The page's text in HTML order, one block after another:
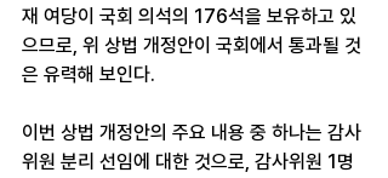
재 여당이 국회 의석의 176석을 보유하고 있
으므로, 위 상법 개정안이 국회에서 통과될 것
은 유력해 보인다.
이번 상법 개정안의 주요 내용 중 하나는 감사
위원 분리 선임에 대한 것으로, 감사위원 1명